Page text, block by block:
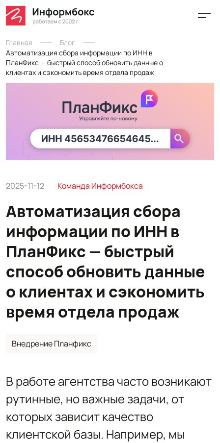
Главная
Блог
Автоматизация сбора информации по ИНН в
ПланФикс — быстрый способ обновить данные о
клиентах и сэкономить время отдела продаж
2025-11-12 Команда Информбокса
Автоматизация сбора
информации по ИНН в
ПланФикс — быстрый
способ обновить данные
о клиентах и сэкономить
время отдела продаж
Внедрение Планфикс
В работе агентства часто возникают
рутинные, но важные задачи, от
которых зависит качество
клиентской базы. Например, мы